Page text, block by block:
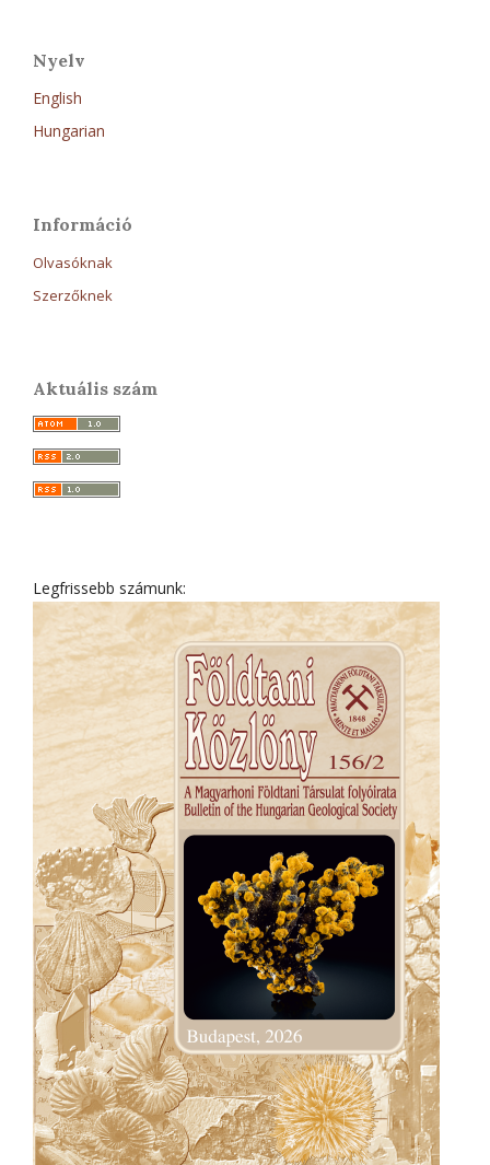
Nyelv
English
Hungarian
Információ
Olvasóknak
Szerzőknek
Aktuális szám
Legfrissebb számunk: